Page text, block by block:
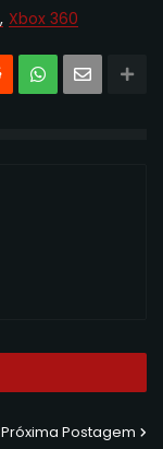
Xbox 360
Próxima Postagem